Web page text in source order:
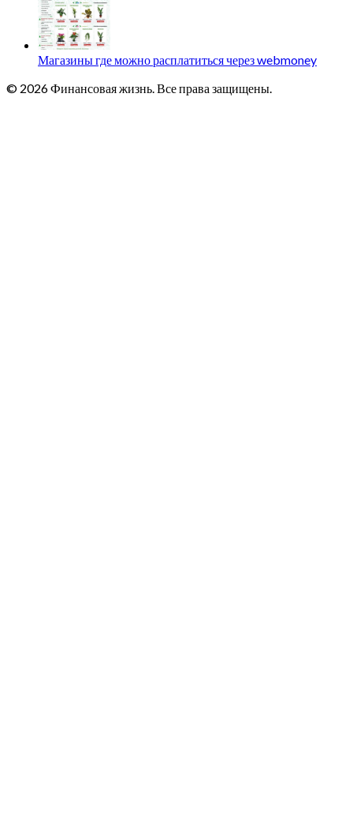
Магазины где можно расплатиться через webmoney
© 2026 Финансовая жизнь. Все права защищены.